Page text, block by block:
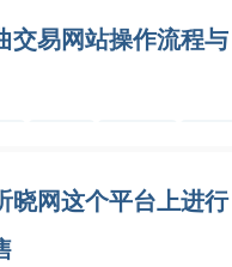
交易网站操作流程与
晓网这个平台上进行